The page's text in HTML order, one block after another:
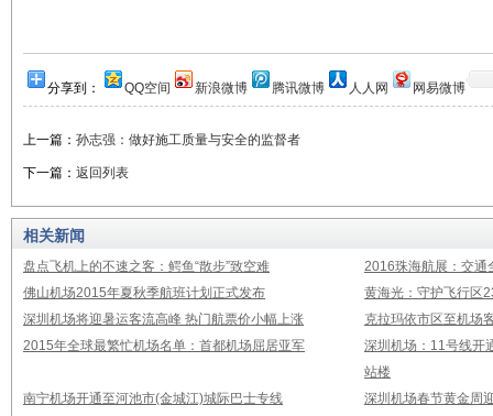
分享到： QQ空间 新浪微博 腾讯微博 人人网 网易微博
上一篇： 孙志强：做好施工质量与安全的监督者
下一篇： 返回列表
相关新闻
盘点飞机上的不速之客：鳄鱼“散步”致空难
2016珠海航展：交通
佛山机场2015年夏秋季航班计划正式发布
黄海光：守护飞行区
深圳机场将迎暑运客流高峰 热门航票价小幅上涨
克拉玛依市区至机场
2015年全球最繁忙机场名单：首都机场屈居亚军
深圳机场：11号线开
站楼
南宁机场开通至河池市(金城江)城际巴士专线
深圳机场春节黄金周